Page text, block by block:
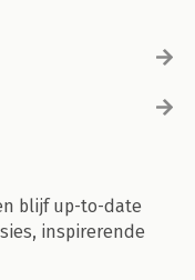
blijf up-to-date
inspirerende